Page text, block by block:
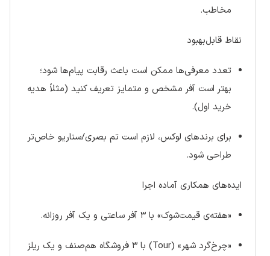
مخاطب.
نقاط قابل‌بهبود
تعدد معرفی‌ها ممکن است باعث رقابت پیام‌ها شود؛
بهتر است آفر مشخص و متمایز تعریف کنید (مثلاً هدیه
خرید اول).
برای برندهای لوکس، لازم است تم بصری/سناریو خاص‌تر
طراحی شود.
ایده‌های همکاری آماده اجرا
«هفته‌ی قیمت‌شوک» با ۳ آفر ساعتی و یک آفر روزانه.
«چرخ‌گرد شهر» (Tour) با ۳ فروشگاه هم‌صنف و یک ریلز